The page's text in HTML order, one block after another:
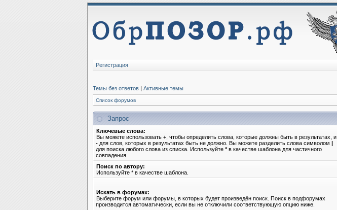
Регистрация
Темы без ответов | Активные темы
Список форумов
Запрос
Ключевые слова:
Вы можете использовать + , чтобы определить слова, которые должны быть в результатах, и
- для слов, которых в результатах быть не должно. Вы можете разделить слова символом |
для поиска любого слова из списка. Используйте *в качестве шаблона для частичного
совпадения.
Поиск по автору:
Используйте * в качестве шаблона.
Искать в форумах:
Выберите форум или форумы, в которых будет произведён поиск. Поиск в подфорумах
производится автоматически, если вы не отключили соответствующую опцию ниже.